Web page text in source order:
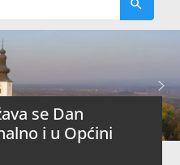
se Dan
i u Općini